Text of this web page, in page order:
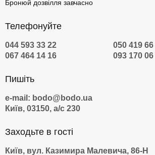
з досвідченими інструкторами й
зануренням ви отримаєте короткий курс
Такий подарунок підійде і для тих, хто
глибин. Можна обрати електронний
безпечним знайомством з океанським світом
Бронюй дозвілля завчасно
Телефонуйте
044 593 33 22
050 419 66
067 464 14 16
093 170 06
Пишіть
e-mail: bodo@bodo.ua
Київ, 03150, а/с 230
Заходьте в гості
Київ, вул. Казимира Малевича, 86-Н